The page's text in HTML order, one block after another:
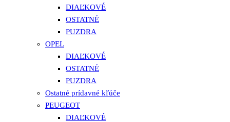
DIAĽKOVÉ
OSTATNÉ
PUZDRA
OPEL
DIAĽKOVÉ
OSTATNÉ
PUZDRA
Ostatné prídavné kľúče
PEUGEOT
DIAĽKOVÉ